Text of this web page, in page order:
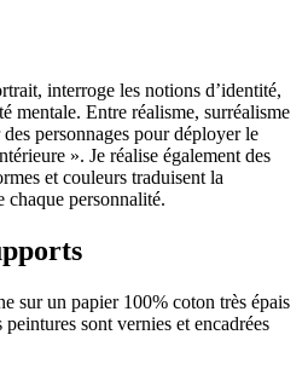
interroge les notions d’identité,
mentale. Entre réalisme, surréalisme
personnages pour déployer le
». Je réalise également des
et couleurs traduisent la
chaque personnalité.
sur un papier 100% coton très épais
sont vernies et encadrées